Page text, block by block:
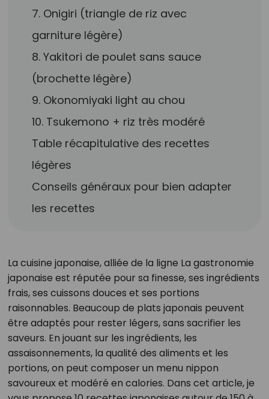
7. Onigiri (triangle de riz avec
garniture légère)
8. Yakitori de poulet sans sauce
(brochette légère)
9. Okonomiyaki light au chou
10. Tsukemono + riz très modéré
Table récapitulative des recettes
légères
Conseils généraux pour bien adapter
les recettes
La cuisine japonaise, alliée de la ligne La gastronomie
japonaise est réputée pour sa finesse, ses ingrédients
frais, ses cuissons douces et ses portions
raisonnables. Beaucoup de plats japonais peuvent
être adaptés pour rester légers, sans sacrifier les
saveurs. En jouant sur les ingrédients, les
assaisonnements, la qualité des aliments et les
portions, on peut composer un menu nippon
savoureux et modéré en calories. Dans cet article, je